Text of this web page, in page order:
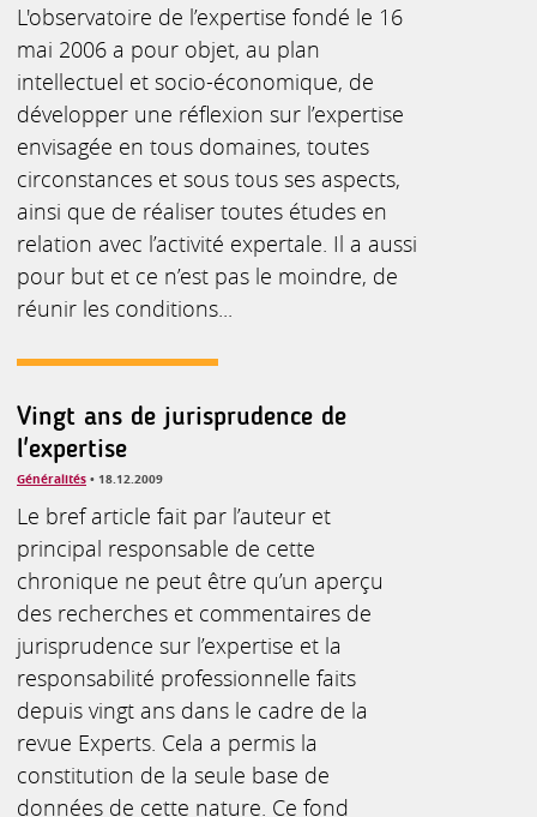
L'observatoire de l’expertise fondé le 16
mai 2006 a pour objet, au plan
intellectuel et socio-économique, de
développer une réflexion sur l’expertise
envisagée en tous domaines, toutes
circonstances et sous tous ses aspects,
ainsi que de réaliser toutes études en
relation avec l’activité expertale. Il a aussi
pour but et ce n’est pas le moindre, de
réunir les conditions...
Vingt ans de jurisprudence de
l'expertise
Généralités • 18.12.2009
Le bref article fait par l’auteur et
principal responsable de cette
chronique ne peut être qu’un aperçu
des recherches et commentaires de
jurisprudence sur l’expertise et la
responsabilité professionnelle faits
depuis vingt ans dans le cadre de la
revue Experts. Cela a permis la
constitution de la seule base de
données de cette nature. Ce fond